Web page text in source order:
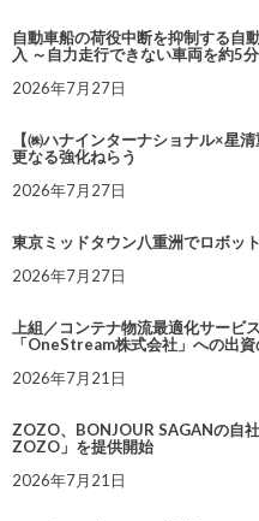
自動車船の荷役中断を抑制する自
入 ～自力走行できない車両を約5
2026年7月27日
【㈱ハナインターナショナル×星
更なる強化ねらう
2026年7月27日
東京ミッドタウン八重洲でロボッ
2026年7月27日
上組／コンテナ物流最適化サービ
「OneStream株式会社」への出
2026年7月21日
ZOZO、BONJOUR SAGANの自
ZOZO」を提供開始
2026年7月21日